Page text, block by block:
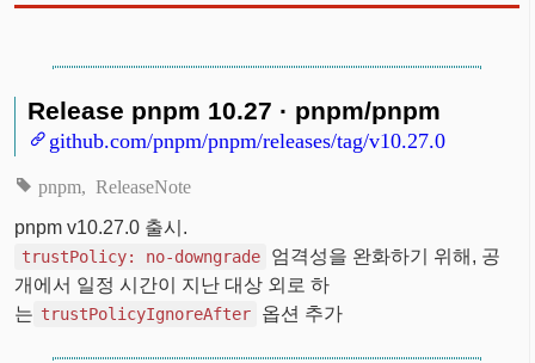
Release pnpm 10.27 · pnpm/pnpm
github.com/pnpm/pnpm/releases/tag/v10.27.0
pnpm ReleaseNote
pnpm v10.27.0 출시.
trustPolicy: no-downgrade
엄격성을 완화하기 위해, 공
개에서 일정 시간이 지난 대상 외로 하
는 trustPolicyIgnoreAfter 옵션 추가